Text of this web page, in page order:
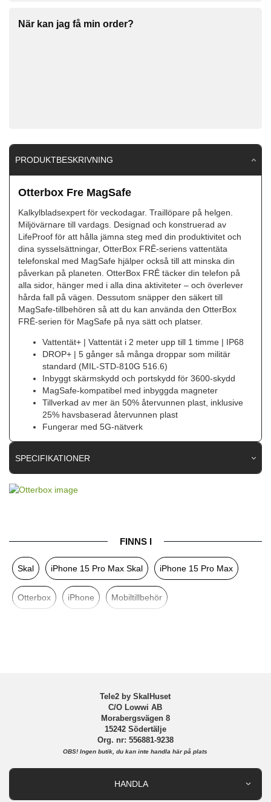
När kan jag få min order?
PRODUKTBESKRIVNING
Otterbox Fre MagSafe
Kalkylbladsexpert för veckodagar. Traillöpare på helgen.
Miljövärnare till vardags. Designad och konstruerad av
LifeProof för att hålla jämna steg med din produktivitet och
dina sysselsättningar, OtterBox FRĒ-seriens vattentäta
telefonskal med MagSafe hjälper också till att minska din
påverkan på planeten. OtterBox FRĒ täcker din telefon på
alla sidor, hänger med i alla dina aktiviteter – och överlever
hårda fall på vägen. Dessutom snäpper den säkert till
MagSafe-tillbehören så att du kan använda den OtterBox
FRĒ-serien för MagSafe på nya sätt och platser.
Vattentät+ | Vattentät i 2 meter upp till 1 timme | IP68
DROP+ | 5 gånger så många droppar som militär
standard (MIL-STD-810G 516.6)
Inbyggt skärmskydd och portskydd för 3600-skydd
MagSafe-kompatibel med inbyggda magneter
Tillverkad av mer än 50% återvunnen plast, inklusive
25% havsbaserad återvunnen plast
Fungerar med 5G-nätverk
SPECIFIKATIONER
Inbyggt skärmskydd, MagSafe-kompatibel,
Vattentålig
Färg
Material Gummi, Hårdplast (PC), Plastfilm
FINNS I
Skal iPhone 15 Pro Max Skal iPhone 15 Pro Max
Otterbox iPhone Mobiltillbehör
Tele2 by SkalHuset
C/O Lowwi AB
Morabergsvägen 8
15242 Södertälje
Org. nr: 556881-9238
OBS! Ingen butik, du kan inte handla här på plats
HANDLA